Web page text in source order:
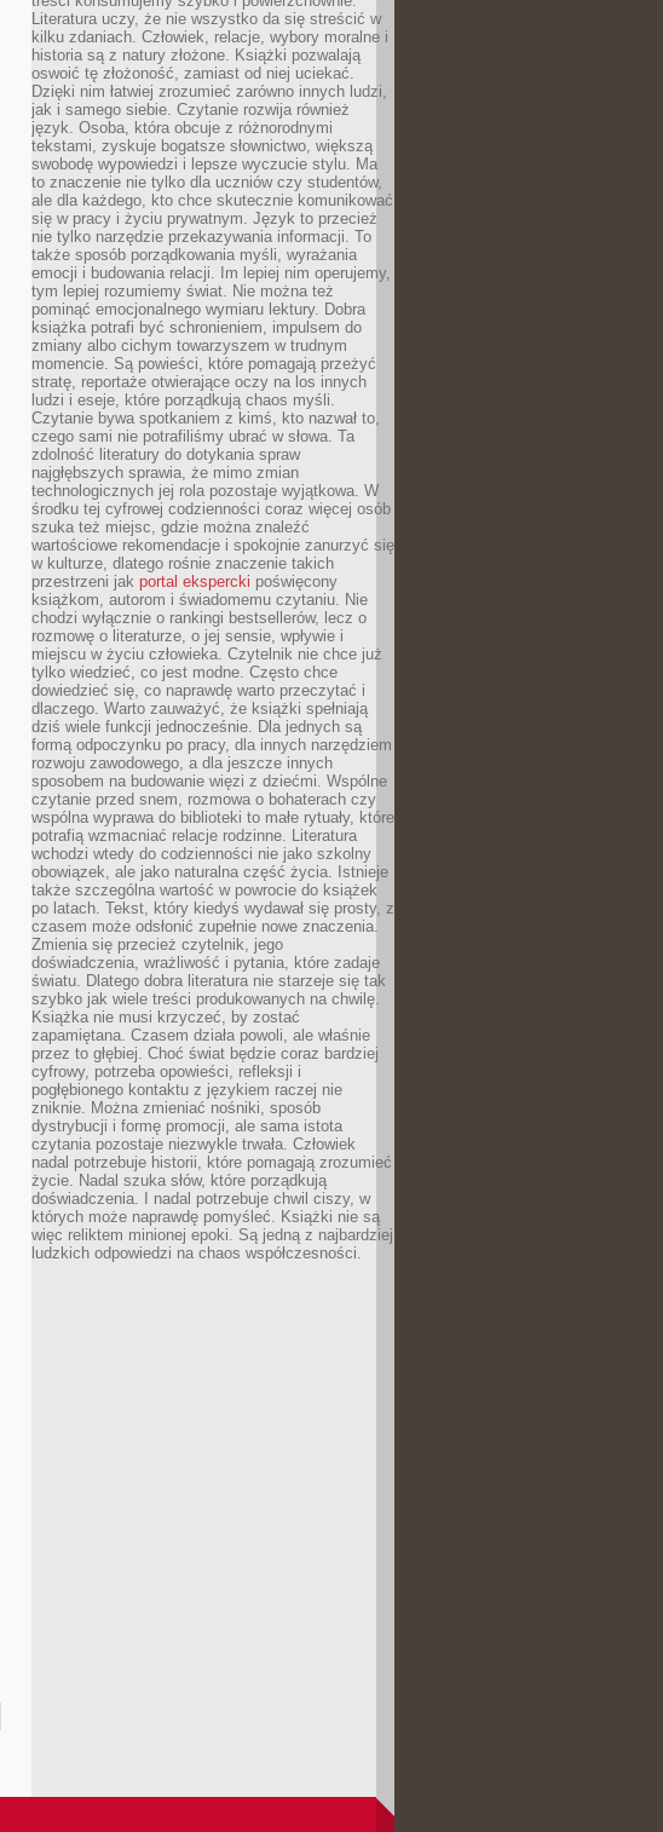
Literatura uczy, że nie wszystko da się streścić w
kilku zdaniach. Człowiek, relacje, wybory moralne i
historia są z natury złożone. Książki pozwalają
oswoić tę złożoność, zamiast od niej uciekać.
Dzięki nim łatwiej zrozumieć zarówno innych ludzi,
jak i samego siebie. Czytanie rozwija również
język. Osoba, która obcuje z różnorodnymi
tekstami, zyskuje bogatsze słownictwo, większą
swobodę wypowiedzi i lepsze wyczucie stylu. Ma
to znaczenie nie tylko dla uczniów czy studentów,
ale dla każdego, kto chce skutecznie komunikować
się w pracy i życiu prywatnym. Język to przecież
nie tylko narzędzie przekazywania informacji. To
także sposób porządkowania myśli, wyrażania
emocji i budowania relacji. Im lepiej nim operujemy,
tym lepiej rozumiemy świat. Nie można też
pominąć emocjonalnego wymiaru lektury. Dobra
książka potrafi być schronieniem, impulsem do
zmiany albo cichym towarzyszem w trudnym
momencie. Są powieści, które pomagają przeżyć
stratę, reportaże otwierające oczy na los innych
ludzi i eseje, które porządkują chaos myśli.
Czytanie bywa spotkaniem z kimś, kto nazwał to,
czego sami nie potrafiliśmy ubrać w słowa. Ta
zdolność literatury do dotykania spraw
najgłębszych sprawia, że mimo zmian
technologicznych jej rola pozostaje wyjątkowa. W
środku tej cyfrowej codzienności coraz więcej osób
szuka też miejsc, gdzie można znaleźć
wartościowe rekomendacje i spokojnie zanurzyć się
w kulturze, dlatego rośnie znaczenie takich
przestrzeni jak portal ekspercki poświęcony
książkom, autorom i świadomemu czytaniu. Nie
chodzi wyłącznie o rankingi bestsellerów, lecz o
rozmowę o literaturze, o jej sensie, wpływie i
miejscu w życiu człowieka. Czytelnik nie chce już
tylko wiedzieć, co jest modne. Często chce
dowiedzieć się, co naprawdę warto przeczytać i
dlaczego. Warto zauważyć, że książki spełniają
dziś wiele funkcji jednocześnie. Dla jednych są
formą odpoczynku po pracy, dla innych narzędziem
rozwoju zawodowego, a dla jeszcze innych
sposobem na budowanie więzi z dziećmi. Wspólne
czytanie przed snem, rozmowa o bohaterach czy
wspólna wyprawa do biblioteki to małe rytuały, które
potrafią wzmacniać relacje rodzinne. Literatura
wchodzi wtedy do codzienności nie jako szkolny
obowiązek, ale jako naturalna część życia. Istnieje
także szczególna wartość w powrocie do książek
po latach. Tekst, który kiedyś wydawał się prosty, z
czasem może odsłonić zupełnie nowe znaczenia.
Zmienia się przecież czytelnik, jego
doświadczenia, wrażliwość i pytania, które zadaje
światu. Dlatego dobra literatura nie starzeje się tak
szybko jak wiele treści produkowanych na chwilę.
Książka nie musi krzyczeć, by zostać
zapamiętana. Czasem działa powoli, ale właśnie
przez to głębiej. Choć świat będzie coraz bardziej
cyfrowy, potrzeba opowieści, refleksji i
pogłębionego kontaktu z językiem raczej nie
zniknie. Można zmieniać nośniki, sposób
dystrybucji i formę promocji, ale sama istota
czytania pozostaje niezwykle trwała. Człowiek
nadal potrzebuje historii, które pomagają zrozumieć
życie. Nadal szuka słów, które porządkują
doświadczenia. I nadal potrzebuje chwil ciszy, w
których może naprawdę pomyśleć. Książki nie są
więc reliktem minionej epoki. Są jedną z najbardziej
ludzkich odpowiedzi na chaos współczesności.